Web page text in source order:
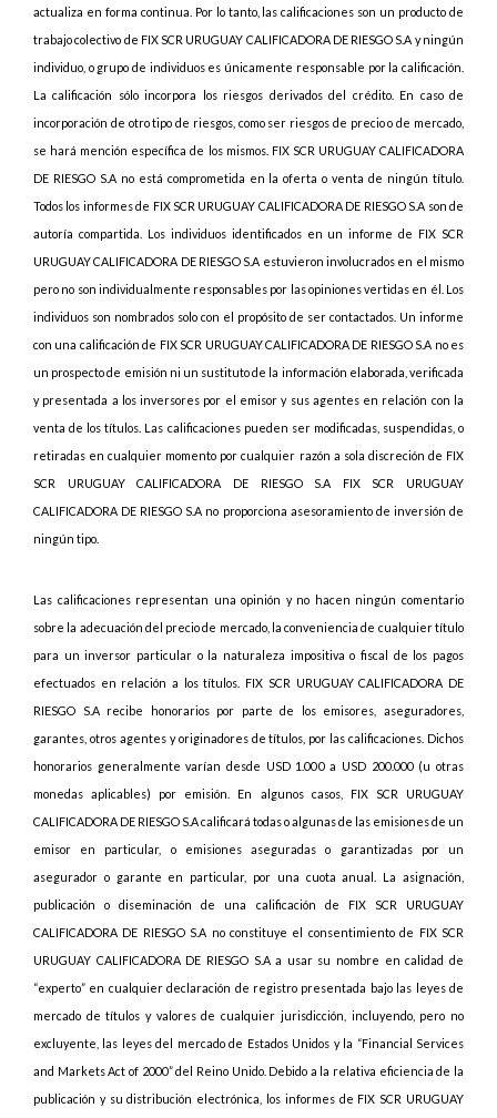
actualiza en forma continua. Por lo tanto, las calificaciones son un producto de
trabajo colectivo de FIX SCR URUGUAY CALIFICADORA DE RIESGO S.A y ningún
individuo, o grupo de individuos es únicamente responsable por la calificación.
La calificación sólo incorpora los riesgos derivados del crédito. En caso de
incorporación de otro tipo de riesgos, como ser riesgos de precio o de mercado,
se hará mención específica de los mismos. FIX SCR URUGUAY CALIFICADORA
DE RIESGO S.A no está comprometida en la oferta o venta de ningún título.
Todos los informes de FIX SCR URUGUAY CALIFICADORA DE RIESGO S.A son de
autoría compartida. Los individuos identificados en un informe de FIX SCR
URUGUAY CALIFICADORA DE RIESGO S.A estuvieron involucrados en el mismo
pero no son individualmente responsables por las opiniones vertidas en él. Los
individuos son nombrados solo con el propósito de ser contactados. Un informe
con una calificación de FIX SCR URUGUAY CALIFICADORA DE RIESGO S.A no es
un prospecto de emisión ni un sustituto de la información elaborada, verificada
y presentada a los inversores por el emisor y sus agentes en relación con la
venta de los títulos. Las calificaciones pueden ser modificadas, suspendidas, o
retiradas en cualquier momento por cualquier razón a sola discreción de FIX
SCR URUGUAY CALIFICADORA DE RIESGO S.A FIX SCR URUGUAY
CALIFICADORA DE RIESGO S.A no proporciona asesoramiento de inversión de
ningún tipo.
Las calificaciones representan una opinión y no hacen ningún comentario
sobre la adecuación del precio de mercado, la conveniencia de cualquier título
para un inversor particular o la naturaleza impositiva o fiscal de los pagos
efectuados en relación a los títulos. FIX SCR URUGUAY CALIFICADORA DE
RIESGO S.A recibe honorarios por parte de los emisores, aseguradores,
garantes, otros agentes y originadores de títulos, por las calificaciones. Dichos
honorarios generalmente varían desde USD 1.000 a USD 200.000 (u otras
monedas aplicables) por emisión. En algunos casos, FIX SCR URUGUAY
CALIFICADORA DE RIESGO S.A calificará todas o algunas de las emisiones de un
emisor en particular, o emisiones aseguradas o garantizadas por un
asegurador o garante en particular, por una cuota anual. La asignación,
publicación o diseminación de una calificación de FIX SCR URUGUAY
CALIFICADORA DE RIESGO S.A no constituye el consentimiento de FIX SCR
URUGUAY CALIFICADORA DE RIESGO S.A a usar su nombre en calidad de
“experto” en cualquier declaración de registro presentada bajo las leyes de
mercado de títulos y valores de cualquier jurisdicción, incluyendo, pero no
excluyente, las leyes del mercado de Estados Unidos y la “Financial Services
and Markets Act of 2000” del Reino Unido. Debido a la relativa eficiencia de la
publicación y su distribución electrónica, los informes de FIX SCR URUGUAY